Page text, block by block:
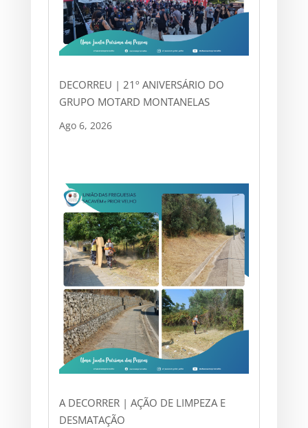
DECORREU | 21º ANIVERSÁRIO DO
GRUPO MOTARD MONTANELAS
Ago 6, 2026
A DECORRER | AÇÃO DE LIMPEZA E
DESMATAÇÃO